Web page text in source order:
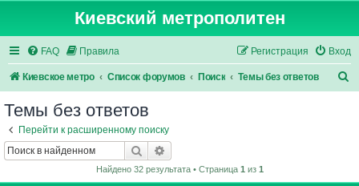
Киевский метрополитен
FAQ Правила Вход
Регистрация
Киевское метро Список форумов Поиск Темы без ответов
Темы без ответов
Перейти к расширенному поиску
Поиск
Найдено 32 результата • Страница 1из 1